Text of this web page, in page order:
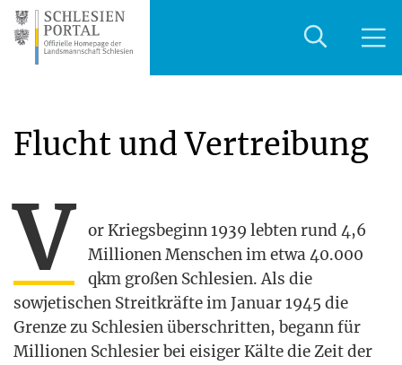
Flucht und Vertreibung
V
or Kriegs­be­ginn 1939 leb­ten rund 4,6
Mil­lio­nen Men­schen im etwa 40.000
qkm gro­ßen Schle­si­en. Als die
sowje­ti­schen Streit­kräf­te im Janu­ar 1945 die
Gren­ze zu Schle­si­en über­schrit­ten, begann für
Mil­lio­nen Schle­si­er bei eisi­ger Käl­te die Zeit der